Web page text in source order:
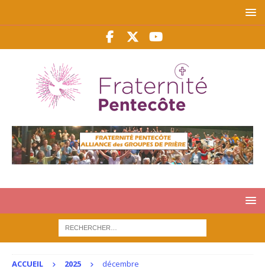
ACCUEIL 2025 décembre